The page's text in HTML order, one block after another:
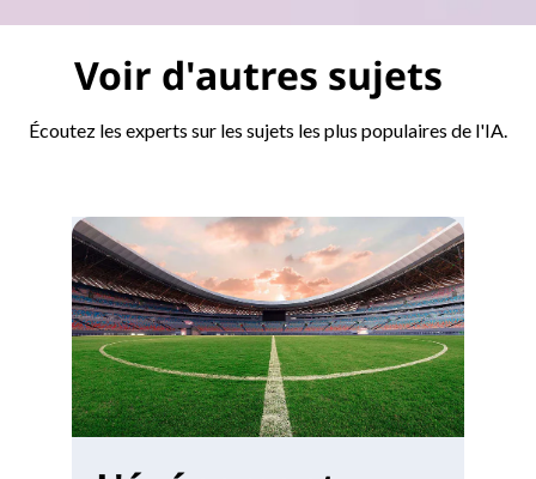
Voir d'autres sujets
Écoutez les experts sur les sujets les plus populaires de l'IA.